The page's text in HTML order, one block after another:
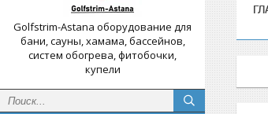
Golfstrim-Astana оборудование для
бани, сауны, хамама, бассейнов,
систем обогрева, фитобочки,
купели